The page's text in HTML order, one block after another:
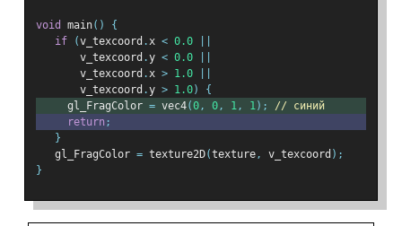
void main()
{
if
(v_texcoord .x < 0.0
       v_texcoord
.y < 0.0
       v_texcoord
.x > 1.0
       v_texcoord
.y > 1.0)
{
     gl_FragColor
= vec4(0, 0, 1, 1);
// синий
return ;
}
   gl_FragColor
= texture2D(texture, v_texcoord );
}